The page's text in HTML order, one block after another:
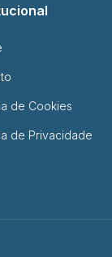
de Cookies
de Privacidade